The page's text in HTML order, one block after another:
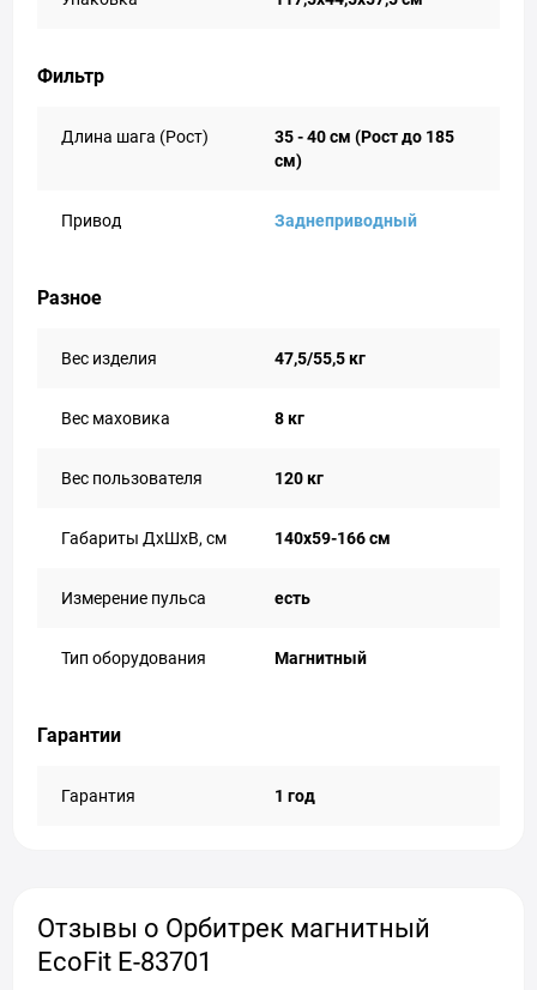
Фильтр
Длина шага (Рост)
35 - 40 см (Рост до 185
см)
Привод Заднеприводный
Разное
Вес изделия 47,5/55,5 кг
Вес маховика 8 кг
Вес пользователя 120 кг
Габариты ДхШхВ, см 140х59-166 см
Измерение пульса есть
Тип оборудования Магнитный
Гарантии
Гарантия 1 год
Отзывы о Орбитрек магнитный
EcoFit E-83701